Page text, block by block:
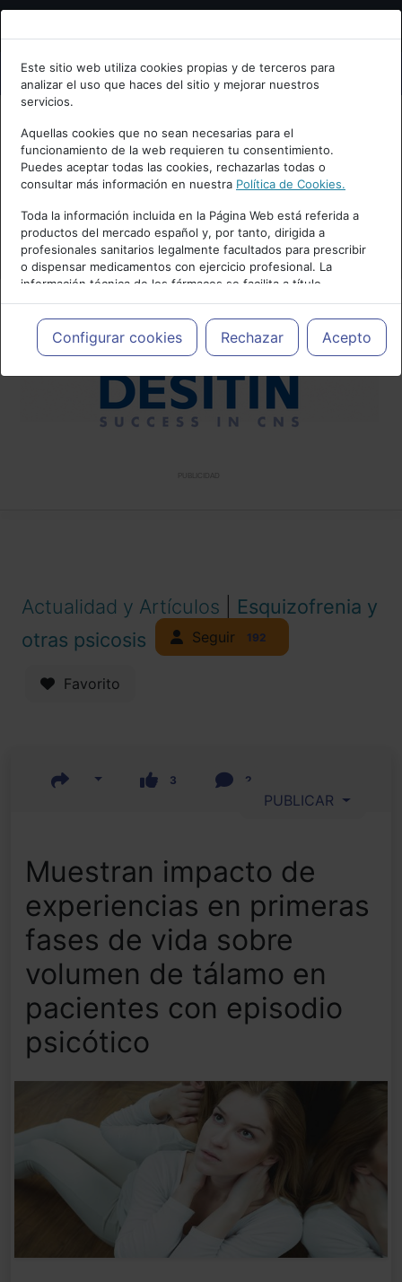
Bienvenid@ a psiquiatria.com
Escribe tu Email
Accede o regístrate con tu email.
Cancelar
Este sitio web utiliza cookies propias y de terceros para
analizar el uso que haces del sitio y mejorar nuestros
servicios.
Aquellas cookies que no sean necesarias para el
funcionamiento de la web requieren tu consentimiento.
Puedes aceptar todas las cookies, rechazarlas todas o
consultar más información en nuestra Política de Cookies.
Toda la información incluida en la Página Web está referida a
productos del mercado español y, por tanto, dirigida a
profesionales sanitarios legalmente facultados para prescribir
o dispensar medicamentos con ejercicio profesional. La
información técnica de los fármacos se facilita a título
meramente informativo, siendo responsabilidad de los
profesionales facultados prescribir medicamentos y decidir, en
cada caso concreto, el tratamiento más adecuado a las
necesidades del paciente.
Configurar cookies Rechazar Acepto
Actualidad y Artículos
Esquizofrenia y
otras psicosis
Seguir 192
Favorito
3 2
PUBLICAR
Muestran impacto de
experiencias en primeras
fases de vida sobre
volumen de tálamo en
pacientes con episodio
psicótico